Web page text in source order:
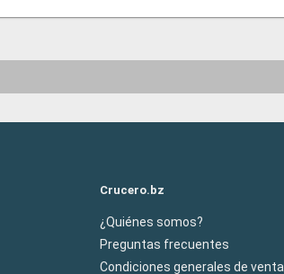
Crucero.bz
¿Quiénes somos?
Preguntas frecuentes
Condiciones generales de venta